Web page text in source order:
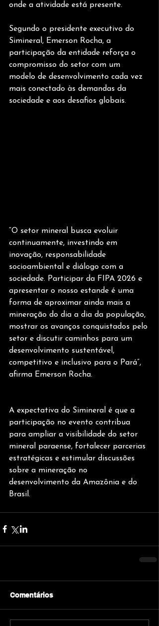
onde a atividade está presente.
Segundo o presidente executivo do
Simineral, Emerson Rocha, a
participação da entidade reforça o
compromisso do setor com um
modelo de desenvolvimento cada vez
mais conectado às demandas da
sociedade e aos desafios globais.
“O setor mineral busca evoluir
continuamente, investindo em
inovação, responsabilidade
socioambiental e diálogo com a
sociedade. Participar da FIPA 2026 e
apresentar o nosso estande é uma
forma de aproximar ainda mais a
mineração do dia a dia da população,
mostrar os avanços conquistados pelo
setor e discutir caminhos para um
desenvolvimento sustentável,
competitivo e inclusivo para o Pará”,
afirma Emerson Rocha.
A expectativa do Simineral é que a
participação no evento contribua
para ampliar a visibilidade do setor
mineral paraense, fortalecer parcerias
estratégicas e estimular discussões
sobre a mineração no
desenvolvimento da Amazônia e do
Brasil.
Comentários